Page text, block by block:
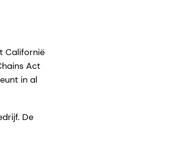
Californië
Act
in al
De